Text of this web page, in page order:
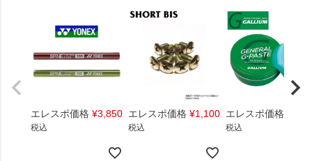
エレスポ価格 ¥3,850
税込
エレスポ価格 ¥1,100
税込
エレスポ価格
税込